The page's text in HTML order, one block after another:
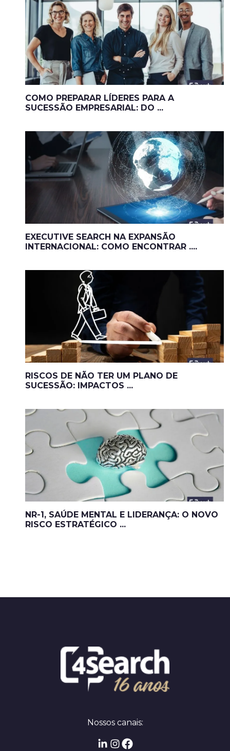
COMO PREPARAR LÍDERES PARA A
SUCESSÃO EMPRESARIAL: DO ...
EXECUTIVE SEARCH NA EXPANSÃO
INTERNACIONAL: COMO ENCONTRAR ....
RISCOS DE NÃO TER UM PLANO DE
SUCESSÃO: IMPACTOS ...
NR-1, SAÚDE MENTAL E LIDERANÇA: O NOVO
RISCO ESTRATÉGICO ...
Nossos canais: